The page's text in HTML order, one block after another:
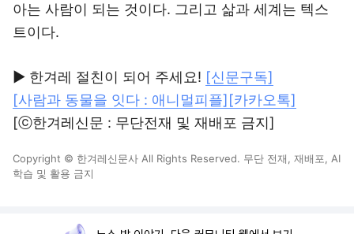
아는 사람이 되는 것이다. 그리고 삶과 세계는 텍스
트이다.
▶ 한겨레 절친이 되어 주세요! [신문구독]
[사람과 동물을 잇다 : 애니멀피플] [카카오톡]
[ⓒ한겨레신문 : 무단전재 및 재배포 금지]
Copyright © 한겨레신문사 All Rights Reserved. 무단 전재, 재배포, AI
학습 및 활용 금지